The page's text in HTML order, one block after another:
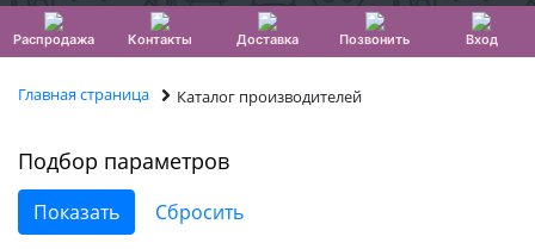
Распродажа Контакты Доставка Позвонить Вход
Главная страница Каталог производителей
Подбор параметров